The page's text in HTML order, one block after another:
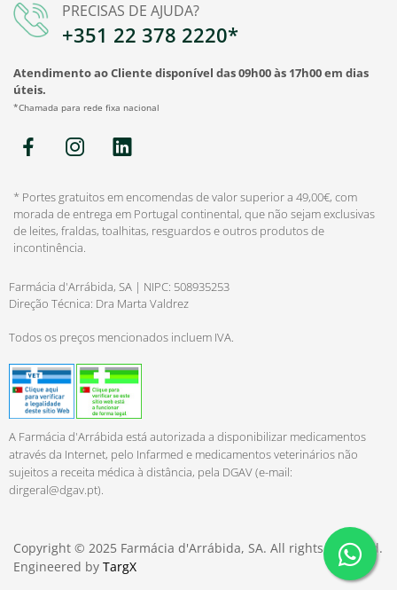
PRECISAS DE AJUDA?
+351 22 378 2220*
Atendimento ao Cliente disponível das 09h00 às 17h00 em dias
úteis.
*Chamada para rede fixa nacional
* Portes gratuitos em encomendas de valor superior a 49,00€, com
morada de entrega em Portugal continental, que não sejam exclusivas
de leites, fraldas, toalhitas, resguardos e outros produtos de
incontinência.
Farmácia d'Arrábida, SA | NIPC: 508935253
Direção Técnica: Dra Marta Valdrez
Todos os preços mencionados incluem IVA.
A Farmácia d'Arrábida está autorizada a disponibilizar medicamentos
através da Internet, pelo Infarmed e medicamentos veterinários não
sujeitos a receita médica à distância, pela DGAV (e-mail:
dirgeral@dgav.pt).
Copyright © 2025 Farmácia d'Arrábida, SA. All rights reserved.
Engineered by TargX